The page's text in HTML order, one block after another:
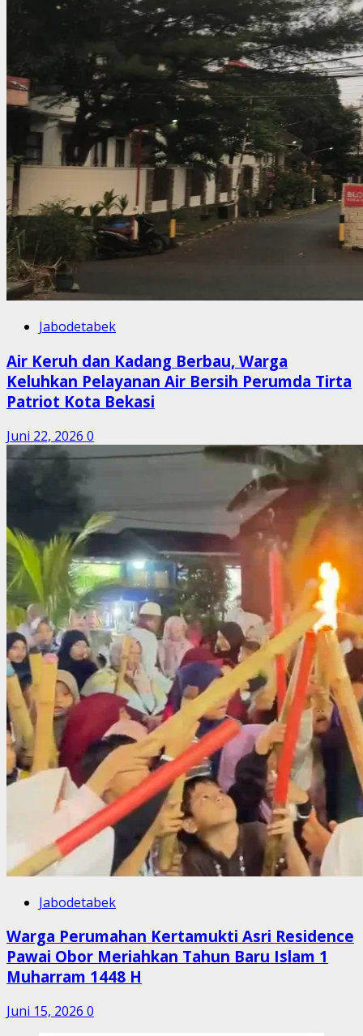
Jabodetabek
Air Keruh dan Kadang Berbau, Warga
Keluhkan Pelayanan Air Bersih Perumda Tirta
Patriot Kota Bekasi
Juni 22, 2026 0
Jabodetabek
Warga Perumahan Kertamukti Asri Residence
Pawai Obor Meriahkan Tahun Baru Islam 1
Muharram 1448 H
Juni 15, 2026 0